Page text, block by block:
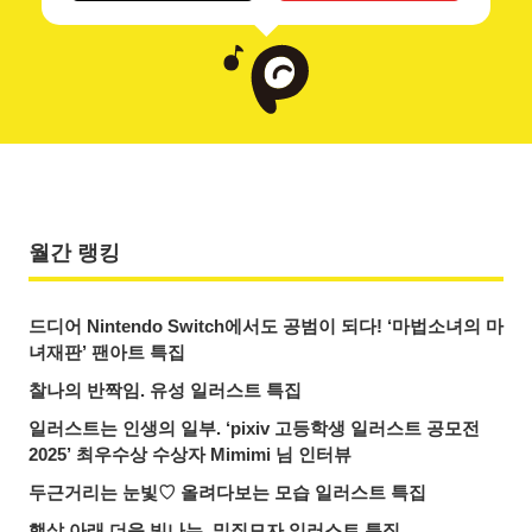
월간 랭킹
드디어 Nintendo Switch에서도 공범이 되다! ‘마법소녀의 마
녀재판’ 팬아트 특집
찰나의 반짝임. 유성 일러스트 특집
일러스트는 인생의 일부. ‘pixiv 고등학생 일러스트 공모전
2025’ 최우수상 수상자 Mimimi 님 인터뷰
두근거리는 눈빛♡ 올려다보는 모습 일러스트 특집